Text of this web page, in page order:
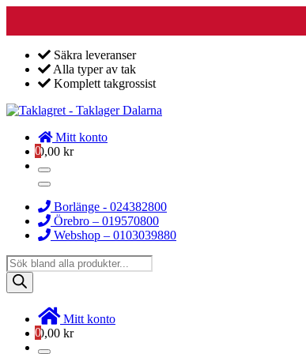
Säkra leveranser
Alla typer av tak
Komplett takgrossist
Mitt konto
00,00 kr
Borlänge - 024382800
Örebro – 019570800
Webshop – 0103039880
Products
search
Mitt konto
00,00 kr